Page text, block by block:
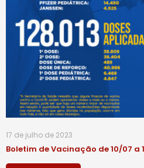
17 de julho de 2023
Boletim de Vacinação de 10/07 a